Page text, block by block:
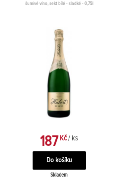
šumivé víno, sekt bílé - sladké - 0,75l
187Kč / ks
Skladem